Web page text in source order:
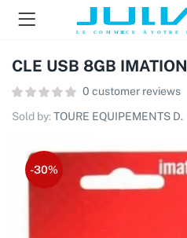
CLE USB 8GB IMATION
0 customer reviews
Sold by:TOURE EQUIPEMENTS D.
-30%